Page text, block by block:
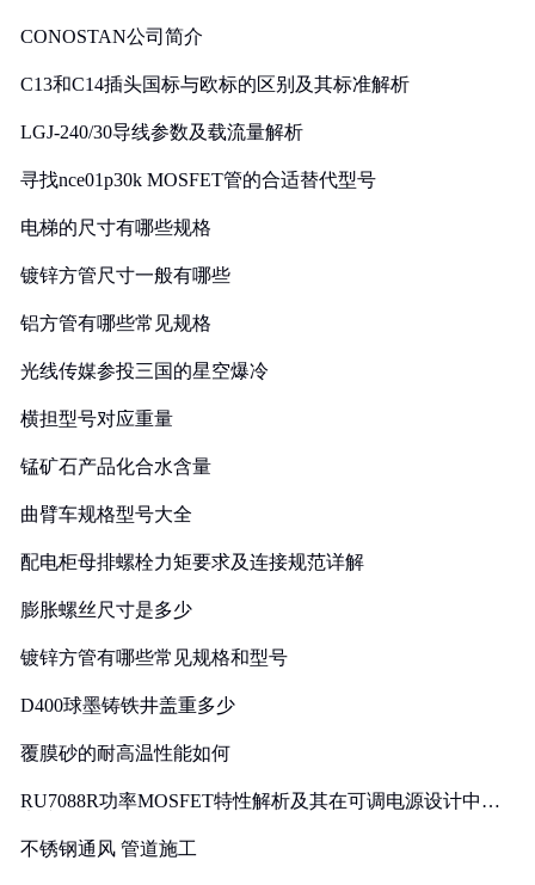
CONOSTAN公司简介
C13和C14插头国标与欧标的区别及其标准解析
LGJ-240/30导线参数及载流量解析
寻找nce01p30k MOSFET管的合适替代型号
电梯的尺寸有哪些规格
镀锌方管尺寸一般有哪些
铝方管有哪些常见规格
光线传媒参投三国的星空爆冷
横担型号对应重量
锰矿石产品化合水含量
曲臂车规格型号大全
配电柜母排螺栓力矩要求及连接规范详解
膨胀螺丝尺寸是多少
镀锌方管有哪些常见规格和型号
D400球墨铸铁井盖重多少
覆膜砂的耐高温性能如何
RU7088R功率MOSFET特性解析及其在可调电源设计中的
不锈钢通风 管道施工